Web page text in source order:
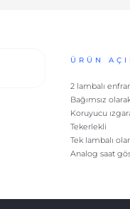
ÜRÜN
2 lambalı
Bağımsız
Koruyucu
Tekerlekli
Tek lambalı
Analog saat